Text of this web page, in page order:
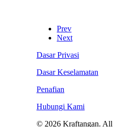
Prev
Next
Dasar Privasi
Dasar Keselamatan
Penafian
Hubungi Kami
© 2026 Kraftangan. All